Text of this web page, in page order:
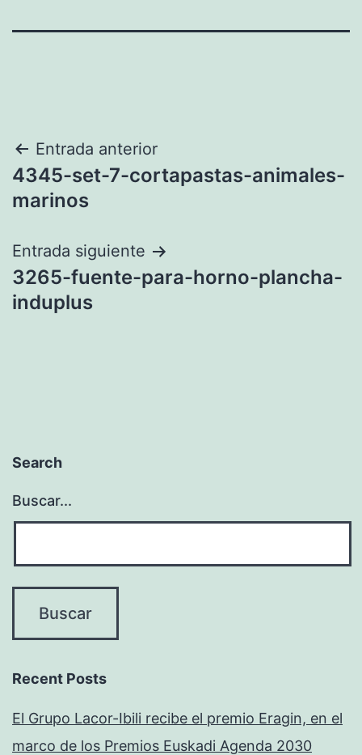
Navegación
de
Entrada anterior
4345-set-7-cortapastas-animales-
marinos
Entrada siguiente
3265-fuente-para-horno-plancha-
induplus
Search
Buscar...
Recent Posts
El Grupo Lacor-Ibili recibe el premio Eragin, en el
marco de los Premios Euskadi Agenda 2030